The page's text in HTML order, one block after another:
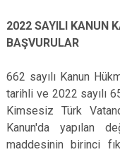
2022 SAYILI KANUN
BAŞVURULAR
662 sayılı Kanun
tarihli ve 2022 sayılı
Kimsesiz Türk
Kanun'da yapılan
maddesinin birinci